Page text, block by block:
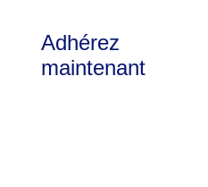
Adhérez
maintenant